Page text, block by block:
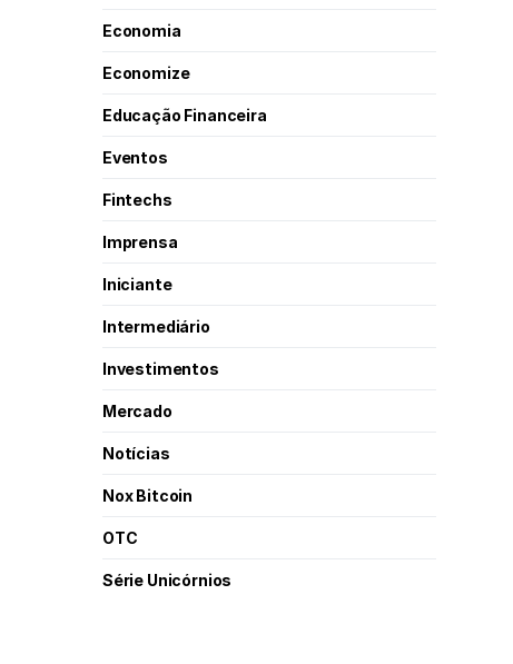
Economia
Economize
Educação Financeira
Eventos
Fintechs
Imprensa
Iniciante
Intermediário
Investimentos
Mercado
Notícias
Nox Bitcoin
OTC
Série Unicórnios